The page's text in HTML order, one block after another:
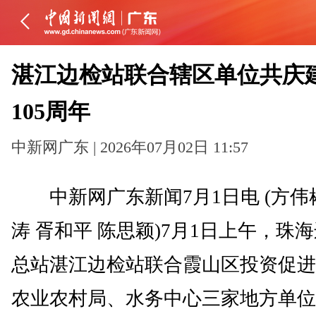
湛江边检站联合辖区单位共庆
105周年
中新网广东 | 2026年07月02日 11:57
中新网广东新闻7月1日电 (方伟
涛 胥和平 陈思颖)7月1日上午，珠
总站湛江边检站联合霞山区投资促
农业农村局、水务中心三家地方单